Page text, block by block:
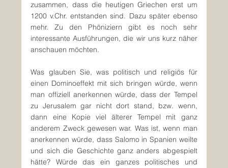
zusammen, dass die heutigen Griechen erst um
1200 v.Chr. entstanden sind. Dazu später ebenso
mehr. Zu den Phöniziern gibt es noch sehr
interessante Ausführungen, die wir uns kurz näher
anschauen möchten.
Was glauben Sie, was politisch und religiös für
einen Dominoeffekt mit sich bringen würde, wenn
man offiziell anerkennen würde, dass der Tempel
zu Jerusalem gar nicht dort stand, bzw. wenn,
dann eine Kopie viel älterer Tempel mit ganz
anderem Zweck gewesen war. Was ist, wenn man
anerkennen würde, dass Salomo in Spanien weilte
und sich die Geschichte ganz anders abgespielt
hätte? Würde das ein ganzes politisches und